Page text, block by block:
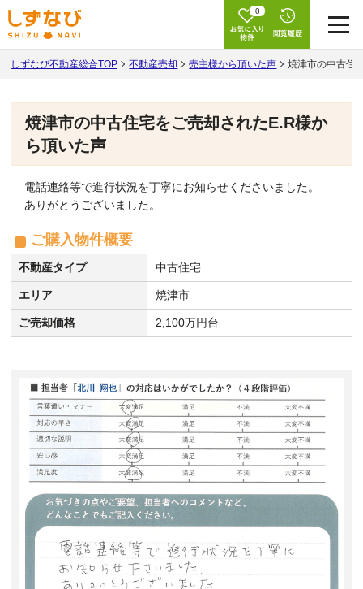
0
しずなび不動産総合TOP 不動産売却 売主様から頂いた声 焼津市の中古住
焼津市の中古住宅をご売却されたE.R様か
ら頂いた声
電話連絡等で進行状況を丁寧にお知らせくださいました。
ありがとうございました。
ご購入物件概要
不動産タイプ 中古住宅
エリア 焼津市
ご売却価格 2,100万円台